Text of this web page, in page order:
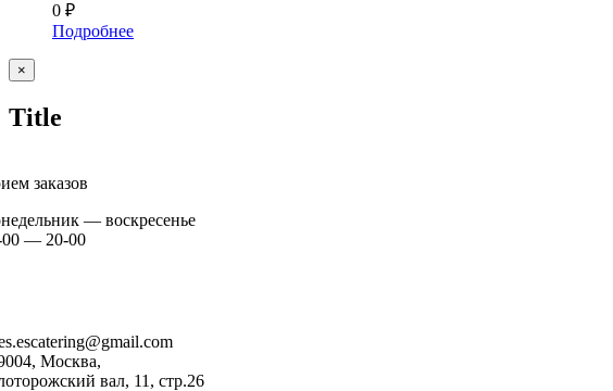
0 ₽
Подробнее
Close
product
×
Title
заказов
— воскресенье
00 — 20-00
Москва,
вал, 11, стр.26